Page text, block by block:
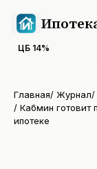
ЦБ 14%
Главная/ Журнал/
/ Кабмин готовит
ипотеке